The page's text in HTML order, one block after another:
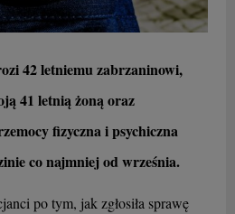
42 letniemu zabrzaninowi,
41 letnią żoną oraz
fizyczna i psychiczna
co najmniej od września.
po tym, jak zgłosiła sprawę